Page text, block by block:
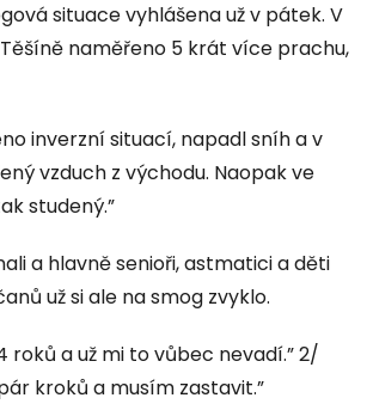
situace vyhlášena už v pátek. V
naměřeno 5 krát více prachu,
inverzní situací, napadl sníh a v
vzduch z východu. Naopak ve
studený.”
a hlavně senioři, astmatici a děti
už si ale na smog zvyklo.
a už mi to vůbec nevadí.” 2/
kroků a musím zastavit.”